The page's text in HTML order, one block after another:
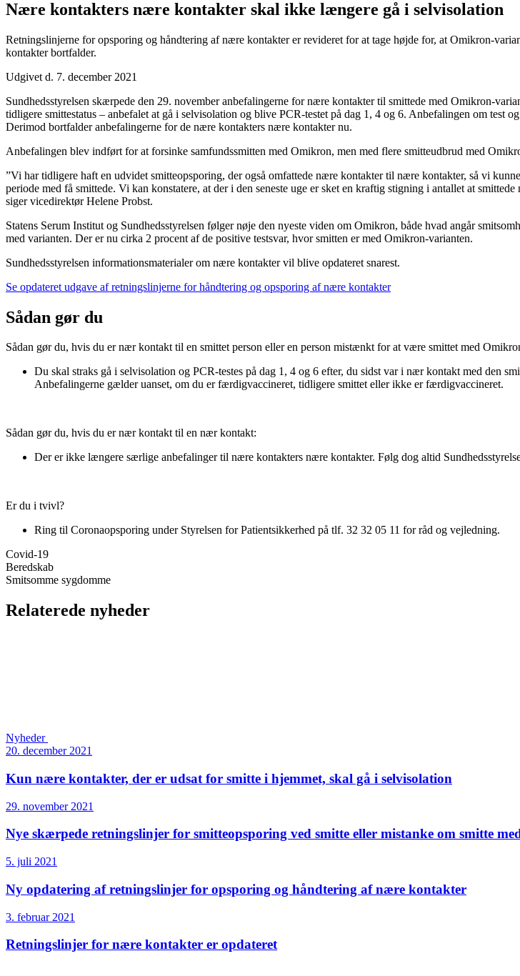
Nære kontakters nære kontakter skal ikke længere gå i selvisolation
Retningslinjerne for opsporing og håndtering af nære kontakter er revideret for at tage højde for, at Omikron-
kontakter bortfalder.
Udgivet d. 7. december 2021
Sundhedsstyrelsen skærpede den 29. november anbefalingerne for nære kontakter til smittede med Omikron-
tidligere smittestatus – anbefalet at gå i selvisolation og blive PCR-testet på dag 1, 4 og 6. Anbefalingen om
Derimod bortfalder anbefalingerne for de nære kontakters nære kontakter nu.
Anbefalingen blev indført for at forsinke samfundssmitten med Omikron, men med flere smitteudbrud med
”Vi har tidligere haft en udvidet smitteopsporing, der også omfattede nære kontakter til nære kontakter, så vi
periode med få smittede. Vi kan konstatere, at der i den seneste uge er sket en kraftig stigning i antallet at
siger vicedirektør Helene Probst.
Statens Serum Institut og Sundhedsstyrelsen følger nøje den nyeste viden om Omikron, både hvad angår
med varianten. Der er nu cirka 2 procent af de positive testsvar, hvor smitten er med Omikron-varianten.
Sundhedsstyrelsen informationsmaterialer om nære kontakter vil blive opdateret snarest.
Se opdateret udgave af retningslinjerne for håndtering og opsporing af nære kontakter
Sådan gør du
Sådan gør du, hvis du er nær kontakt til en smittet person eller en person mistænkt for at være smittet med
Du skal straks gå i selvisolation og PCR-testes på dag 1, 4 og 6 efter, du sidst var i nær kontakt med den
Anbefalingerne gælder uanset, om du er færdigvaccineret, tidligere smittet eller ikke er færdigvaccineret.
Sådan gør du, hvis du er nær kontakt til en nær kontakt:
Der er ikke længere særlige anbefalinger til nære kontakters nære kontakter. Følg dog altid
Er du i tvivl?
Ring til Coronaopsporing under Styrelsen for Patientsikkerhed på tlf. 32 32 05 11 for råd og vejledning.
Covid-19
Beredskab
Smitsomme sygdomme
Relaterede nyheder
Nyheder
20. december 2021
Kun nære kontakter, der er udsat for smitte i hjemmet, skal gå i selvisolation
29. november 2021
Nye skærpede retningslinjer for smitteopsporing ved smitte eller mistanke om smitte
5. juli 2021
Ny opdatering af retningslinjer for opsporing og håndtering af nære kontakter
3. februar 2021
Retningslinjer for nære kontakter er opdateret